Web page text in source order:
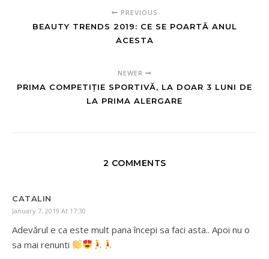
PREVIOUS
BEAUTY TRENDS 2019: CE SE POARTĂ ANUL
ACESTA
NEWER
PRIMA COMPETIȚIE SPORTIVĂ, LA DOAR 3 LUNI DE
LA PRIMA ALERGARE
2 COMMENTS
CATALIN
January 7, 2019 At 17:30
Adevărul e ca este mult pana începi sa faci asta.. Apoi nu o
sa mai renunti